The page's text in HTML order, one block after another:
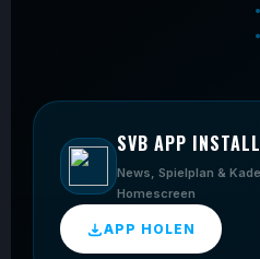
SVB APP
News, Spielplan &
Homescreen
APP HOLEN